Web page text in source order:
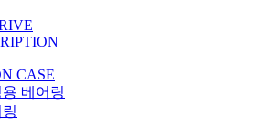
CASE
베어링